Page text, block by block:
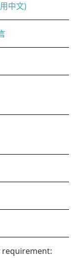
中文)